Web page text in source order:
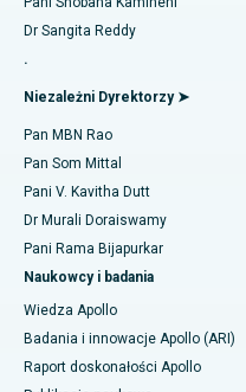
Znajdź lekarza
Znajdź psychologa
Znajdź chirurga
Najlepszy szpital w
Najlepszy szpital przy
Najlepszy szpital w
Najlepszy szpital przy
Najlepszy szpital w
Najlepszy szpital w Nowym
Najlepszy szpital w DRDO,
Ablacja endometrium
Embolizacja tętnicy
Operacja raka piersi
Brachyterapia
Kolonoskopia
Dr Sangita Reddy
.
Niezależni Dyrektorzy ➤
Pan MBN Rao
Pan Som Mittal
Pani V. Kavitha Dutt
Dr Murali Doraiswamy
Pani Rama Bijapurkar
Naukowcy i badania
Wiedza Apollo
Badania i innowacje Apollo (ARI)
Raport doskonałości Apollo